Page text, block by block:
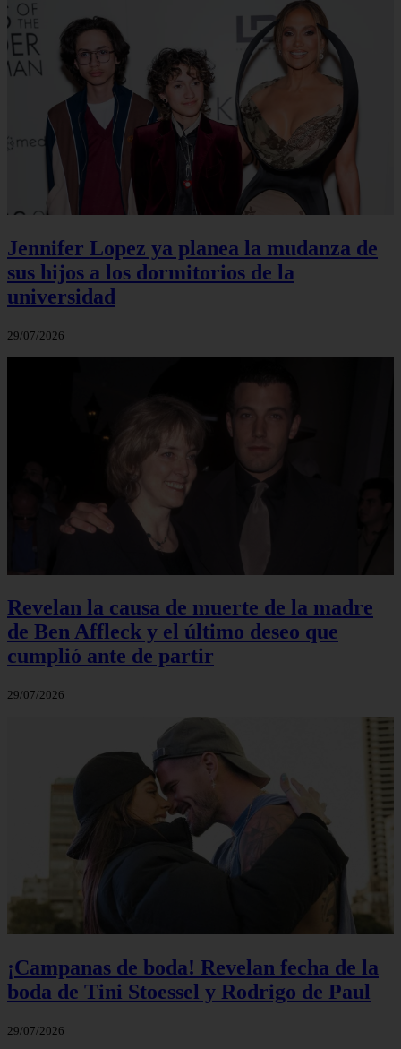
Jennifer Lopez ya planea la mudanza de
sus hijos a los dormitorios de la
universidad
29/07/2026
Revelan la causa de muerte de la madre
de Ben Affleck y el último deseo que
cumplió ante de partir
29/07/2026
¡Campanas de boda! Revelan fecha de la
boda de Tini Stoessel y Rodrigo de Paul
29/07/2026